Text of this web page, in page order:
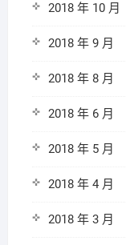
2018 年 10 月
2018 年 9 月
2018 年 8 月
2018 年 6 月
2018 年 5 月
2018 年 4 月
2018 年 3 月